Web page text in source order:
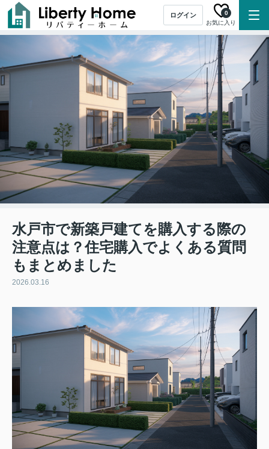
ログイン
お気に入り
0
水戸市で新築戸建てを購入する際の
注意点は？住宅購入でよくある質問
もまとめました
2026.03.16